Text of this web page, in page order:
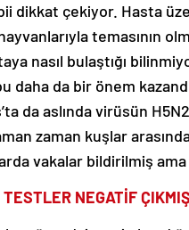
dikkat çekiyor. Hasta
temasının
nasıl bulaştığı
daha da bir önem
da aslında virüsün
zaman kuşlar
vakalar bildirilmiş ama
NEGATİF